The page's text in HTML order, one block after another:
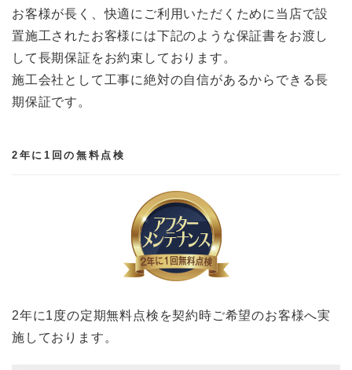
お客様が長く、快適にご利用いただくために当店で設
置施工されたお客様には下記のような保証書をお渡し
して長期保証をお約束しております。
施工会社として工事に絶対の自信があるからできる長
期保証です。
2年に1回の無料点検
2年に1度の定期無料点検を契約時ご希望のお客様へ実
施しております。